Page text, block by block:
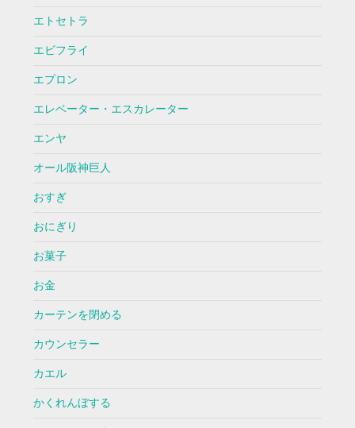
エトセトラ
エビフライ
エプロン
エレベーター・エスカレーター
エンヤ
オール阪神巨人
おすぎ
おにぎり
お菓子
お金
カーテンを閉める
カウンセラー
カエル
かくれんぼする